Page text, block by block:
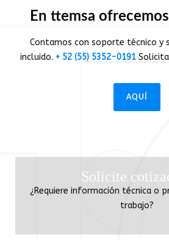
En ttemsa
Contamos con soporte técnico y
incluido. + 52 (55) 5352-0191
AQUÍ
Solicite
¿Requiere información técnica o
trabajo?